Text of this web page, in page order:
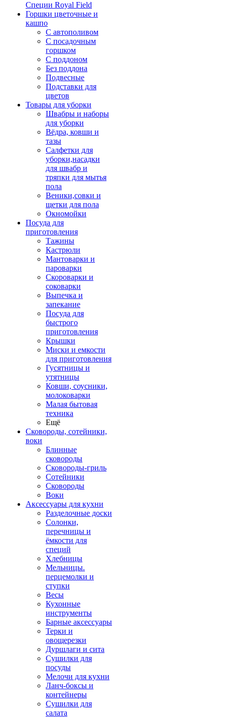
Специи Royal Field
Горшки цветочные и
кашпо
С автополивом
С посадочным
горшком
С поддоном
Без поддона
Подвесные
Подставки для
цветов
Товары для уборки
Швабры и наборы
для уборки
Вёдра, ковши и
тазы
Салфетки для
уборки,насадки
для швабр и
тряпки для мытья
пола
Веники,совки и
щетки для пола
Окномойки
Посуда для
приготовления
Тажины
Кастрюли
Мантоварки и
пароварки
Скороварки и
соковарки
Выпечка и
запекание
Посуда для
быстрого
приготовления
Крышки
Миски и емкости
для приготовления
Гусятницы и
утятницы
Ковши, соусники,
молоковарки
Малая бытовая
техника
Ещё
Сковороды, сотейники,
воки
Блинные
сковороды
Сковороды-гриль
Сотейники
Сковороды
Воки
Аксессуары для кухни
Разделочные доски
Солонки,
перечницы и
ёмкости для
специй
Хлебницы
Мельницы.
перцемолки и
ступки
Весы
Кухонные
инструменты
Барные аксессуары
Терки и
овощерезки
Дуршлаги и сита
Сушилки для
посуды
Мелочи для кухни
Ланч-боксы и
контейнеры
Сушилки для
салата